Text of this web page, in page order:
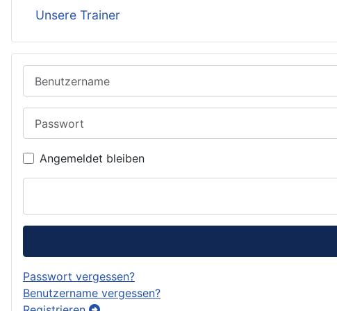
Unsere Trainer
Angemeldet bleiben
Passwort vergessen?
Benutzername vergessen?